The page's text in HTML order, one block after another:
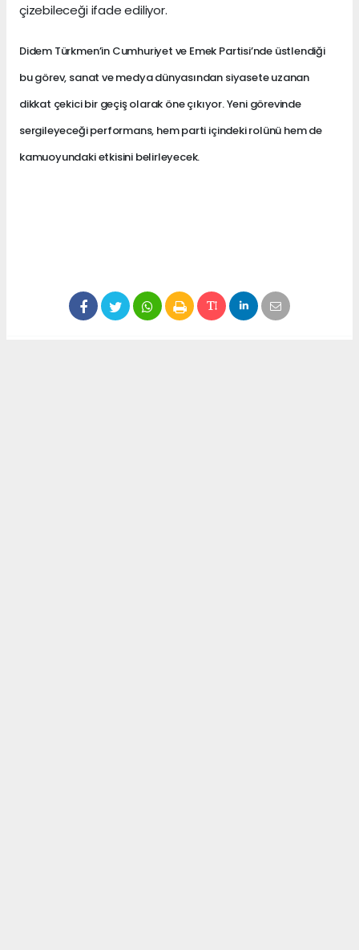
çizebileceği ifade ediliyor.
Didem Türkmen’in Cumhuriyet ve Emek Partisi’nde üstlendiği
bu görev, sanat ve medya dünyasından siyasete uzanan
dikkat çekici bir geçiş olarak öne çıkıyor. Yeni görevinde
sergileyeceği performans, hem parti içindeki rolünü hem de
kamuoyundaki etkisini belirleyecek.